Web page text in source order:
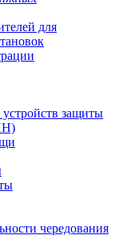
для
защиты
чередования